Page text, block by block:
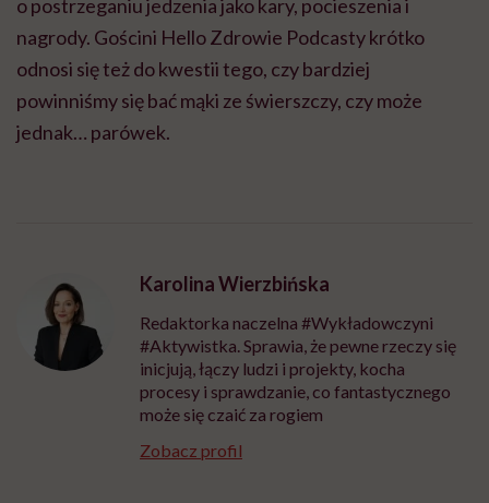
o postrzeganiu jedzenia jako kary, pocieszenia i
nagrody. Gościni Hello Zdrowie Podcasty krótko
odnosi się też do kwestii tego, czy bardziej
powinniśmy się bać mąki ze świerszczy, czy może
jednak… parówek.
Karolina Wierzbińska
Redaktorka naczelna #Wykładowczyni
#Aktywistka. Sprawia, że pewne rzeczy się
inicjują, łączy ludzi i projekty, kocha
procesy i sprawdzanie, co fantastycznego
może się czaić za rogiem
Zobacz profil